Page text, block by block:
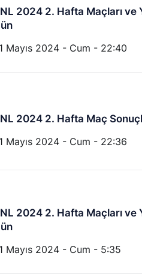
2024 2. Hafta Maçları ve
Mayıs 2024 - Cum - 22:40
2024 2. Hafta Maç
Mayıs 2024 - Cum - 22:36
2024 2. Hafta Maçları ve
Mayıs 2024 - Cum - 5:35